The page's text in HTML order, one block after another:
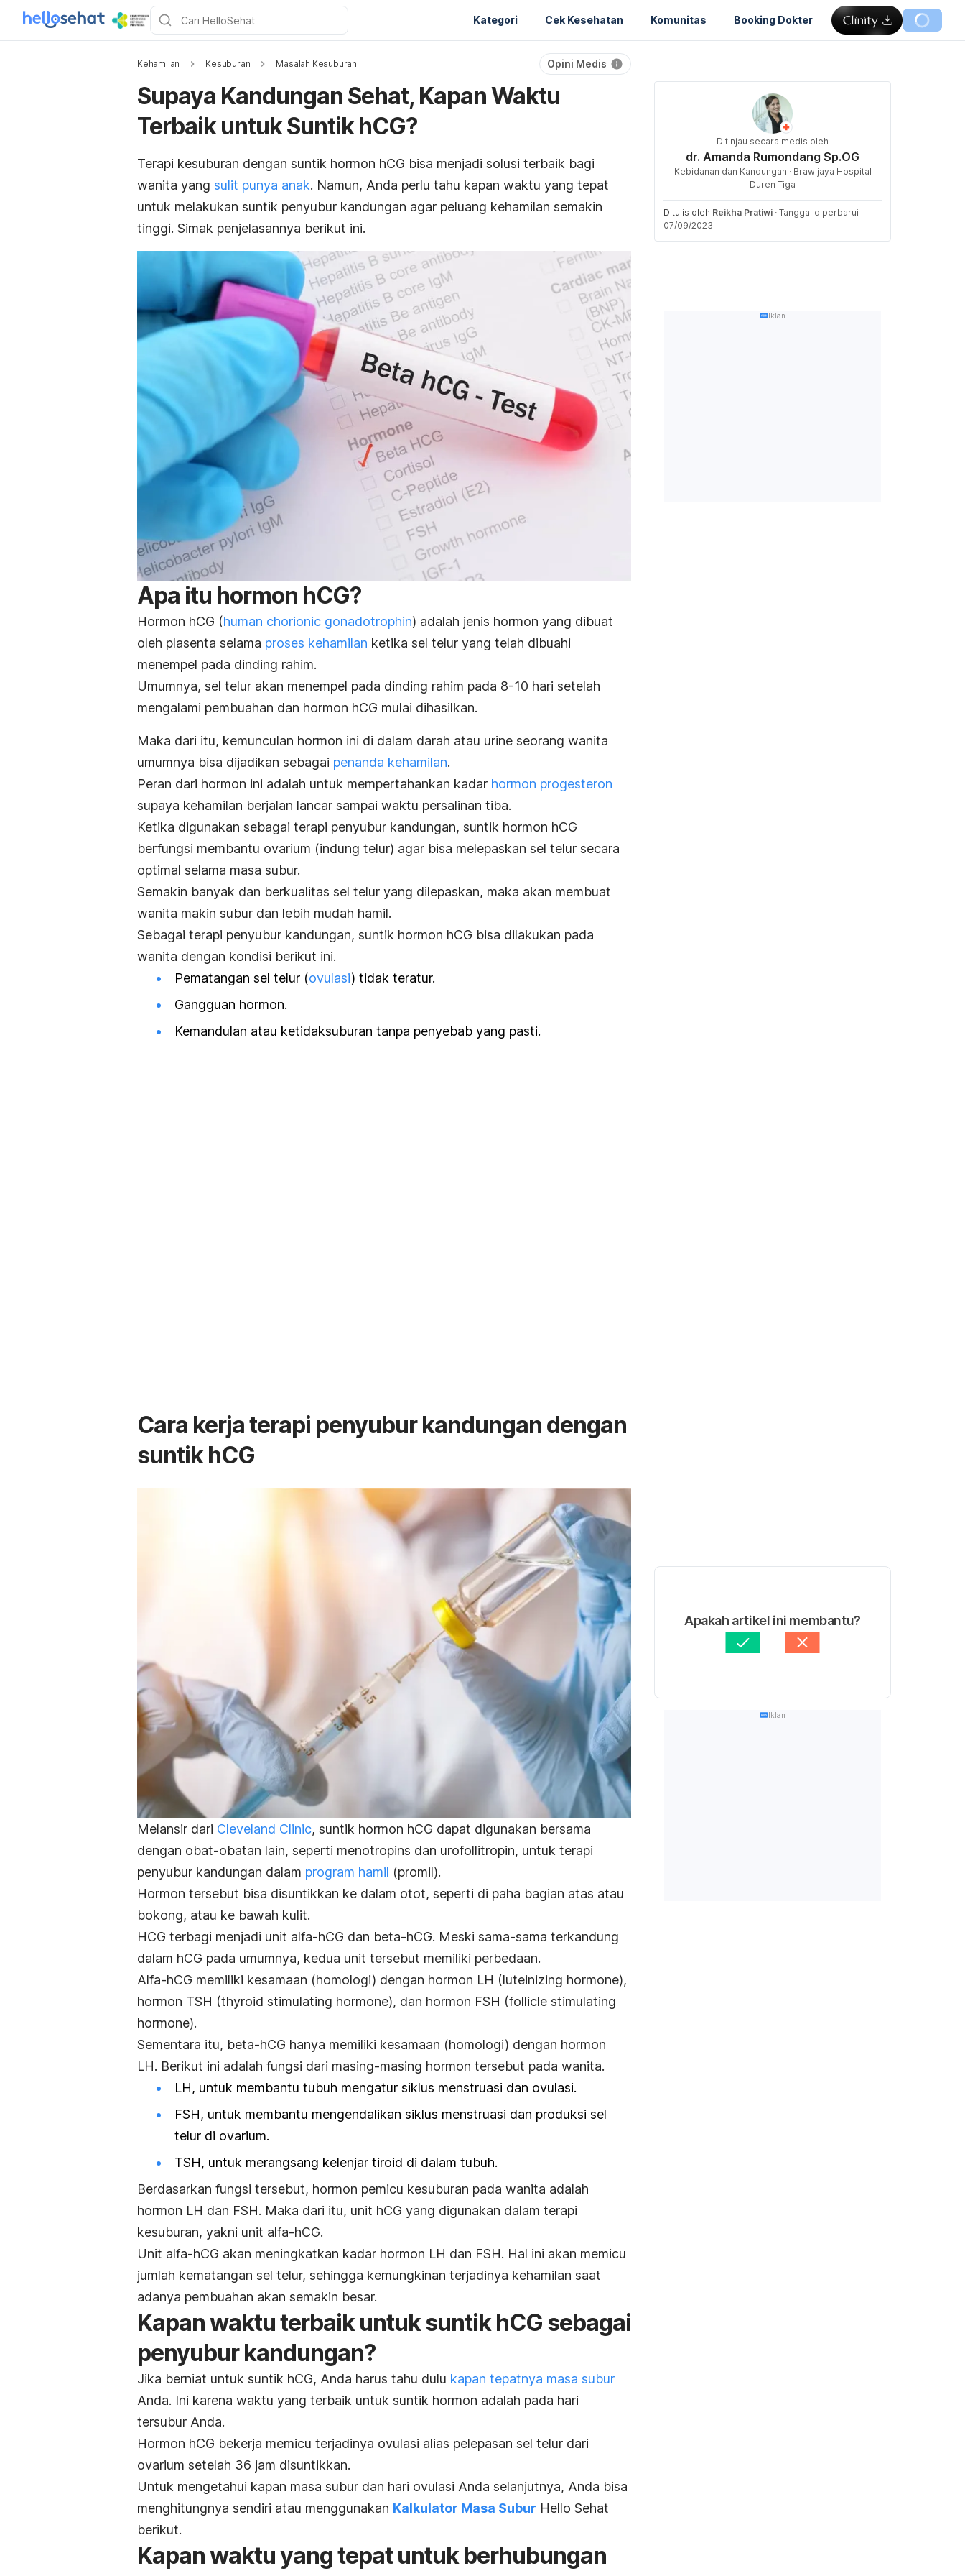
Kategori Cek Kesehatan Komunitas Booking Dokter
Kehamilan Kesuburan Masalah Kesuburan Opini Medis
Supaya Kandungan Sehat, Kapan Waktu
Terbaik untuk Suntik hCG?
Terapi kesuburan dengan suntik hormon hCG bisa menjadi solusi terbaik bagi
wanita yang sulit punya anak. Namun, Anda perlu tahu kapan waktu yang tepat
untuk melakukan suntik penyubur kandungan agar peluang kehamilan semakin
tinggi. Simak penjelasannya berikut ini.
Apa itu hormon hCG?
Hormon hCG (human chorionic gonadotrophin) adalah jenis hormon yang dibuat
oleh plasenta selama proses kehamilan ketika sel telur yang telah dibuahi
menempel pada dinding rahim.
Umumnya, sel telur akan menempel pada dinding rahim pada 8-10 hari setelah
mengalami pembuahan dan hormon hCG mulai dihasilkan.
Maka dari itu, kemunculan hormon ini di dalam darah atau urine seorang wanita
umumnya bisa dijadikan sebagai penanda kehamilan.
Peran dari hormon ini adalah untuk mempertahankan kadar hormon progesteron
supaya kehamilan berjalan lancar sampai waktu persalinan tiba.
Ketika digunakan sebagai terapi penyubur kandungan, suntik hormon hCG
berfungsi membantu ovarium (indung telur) agar bisa melepaskan sel telur secara
optimal selama masa subur.
Semakin banyak dan berkualitas sel telur yang dilepaskan, maka akan membuat
wanita makin subur dan lebih mudah hamil.
Sebagai terapi penyubur kandungan, suntik hormon hCG bisa dilakukan pada
wanita dengan kondisi berikut ini.
Pematangan sel telur (ovulasi) tidak teratur.
Gangguan hormon.
Kemandulan atau ketidaksuburan tanpa penyebab yang pasti.
Cara kerja terapi penyubur kandungan dengan
suntik hCG
Melansir dari Cleveland Clinic, suntik hormon hCG dapat digunakan bersama
dengan obat-obatan lain, seperti menotropins dan urofollitropin, untuk terapi
penyubur kandungan dalam program hamil (promil).
Hormon tersebut bisa disuntikkan ke dalam otot, seperti di paha bagian atas atau
bokong, atau ke bawah kulit.
HCG terbagi menjadi unit alfa-hCG dan beta-hCG. Meski sama-sama terkandung
dalam hCG pada umumnya, kedua unit tersebut memiliki perbedaan.
Alfa-hCG memiliki kesamaan (homologi) dengan hormon LH (luteinizing hormone),
hormon TSH (thyroid stimulating hormone), dan hormon FSH (follicle stimulating
hormone).
Sementara itu, beta-hCG hanya memiliki kesamaan (homologi) dengan hormon
LH. Berikut ini adalah fungsi dari masing-masing hormon tersebut pada wanita.
LH, untuk membantu tubuh mengatur siklus menstruasi dan ovulasi.
FSH, untuk membantu mengendalikan siklus menstruasi dan produksi sel
telur di ovarium.
TSH, untuk merangsang kelenjar tiroid di dalam tubuh.
Berdasarkan fungsi tersebut, hormon pemicu kesuburan pada wanita adalah
hormon LH dan FSH. Maka dari itu, unit hCG yang digunakan dalam terapi
kesuburan, yakni unit alfa-hCG.
Unit alfa-hCG akan meningkatkan kadar hormon LH dan FSH. Hal ini akan memicu
jumlah kematangan sel telur, sehingga kemungkinan terjadinya kehamilan saat
adanya pembuahan akan semakin besar.
Kapan waktu terbaik untuk suntik hCG sebagai
penyubur kandungan?
Jika berniat untuk suntik hCG, Anda harus tahu dulu kapan tepatnya masa subur
Anda. Ini karena waktu yang terbaik untuk suntik hormon adalah pada hari
tersubur Anda.
Hormon hCG bekerja memicu terjadinya ovulasi alias pelepasan sel telur dari
ovarium setelah 36 jam disuntikkan.
Untuk mengetahui kapan masa subur dan hari ovulasi Anda selanjutnya, Anda bisa
menghitungnya sendiri atau menggunakan Kalkulator Masa Subur Hello Sehat
berikut.
Kapan waktu yang tepat untuk berhubungan
Ditinjau secara medis oleh
dr. Amanda Rumondang Sp.OG
Kebidanan dan Kandungan · Brawijaya Hospital
Duren Tiga
Ditulis oleh Reikha Pratiwi · Tanggal diperbarui
07/09/2023
Iklan
Apakah artikel ini membantu?
Iklan